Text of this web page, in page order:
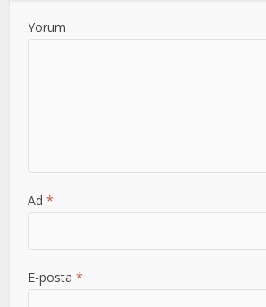
Yorum
Ad*
E-posta*